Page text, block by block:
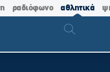
ραδιόφωνο αθλητικά